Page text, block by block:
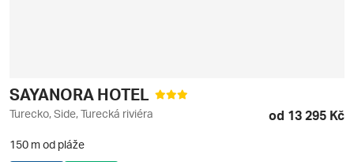
SAYANORA HOTEL
Turecko, Side, Turecká riviéra od 13 295 Kč
150 m od pláže